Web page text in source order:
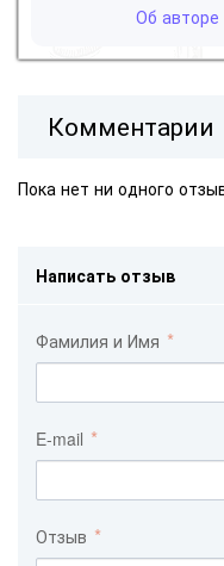
Об
Комментарии
Пока нет ни одного
Написать отзыв
Фамилия и Имя
E-mail
Отзыв